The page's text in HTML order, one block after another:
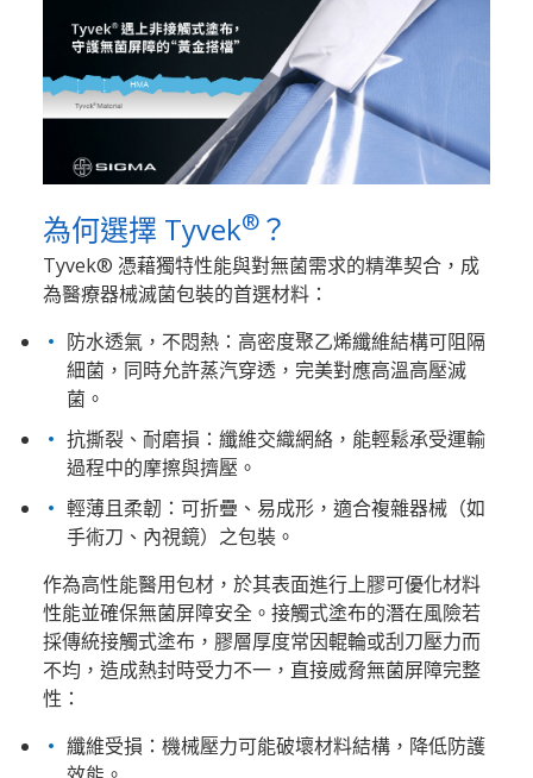
為何選擇 Tyvek® ？​
Tyvek® 憑藉獨特性能與對無菌需求的精準契合，成
為醫療器械滅菌包裝的首選材料：​
防水透氣，不悶熱：高密度聚乙烯纖維結構可阻隔
細菌，同時允許蒸汽穿透，完美對應高溫高壓滅
菌。
抗撕裂、耐磨損：纖維交織網絡，能輕鬆承受運輸
過程中的摩擦與擠壓。
輕薄且柔韌：可折疊、易成形，適合複雜器械（如
手術刀、內視鏡）之包裝。​
作為高性能醫用包材，於其表面進行上膠可優化材料
性能並確保無菌屏障安全。​ 接觸式塗布的潛在風險​ 若
採傳統接觸式塗布，膠層厚度常因輥輪或刮刀壓力而
不均，造成熱封時受力不一，直接威脅無菌屏障完整
性：​
纖維受損：機械壓力可能破壞材料結構，降低防護